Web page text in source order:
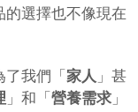
的選擇也不像現在
我們「 家人 」甚
」和「 營養需求 」